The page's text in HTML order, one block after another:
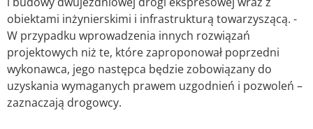
obiektami inżynierskimi i infrastrukturą towarzyszącą. -
W przypadku wprowadzenia innych rozwiązań
projektowych niż te, które zaproponował poprzedni
wykonawca, jego następca będzie zobowiązany do
uzyskania wymaganych prawem uzgodnień i pozwoleń –
zaznaczają drogowcy.